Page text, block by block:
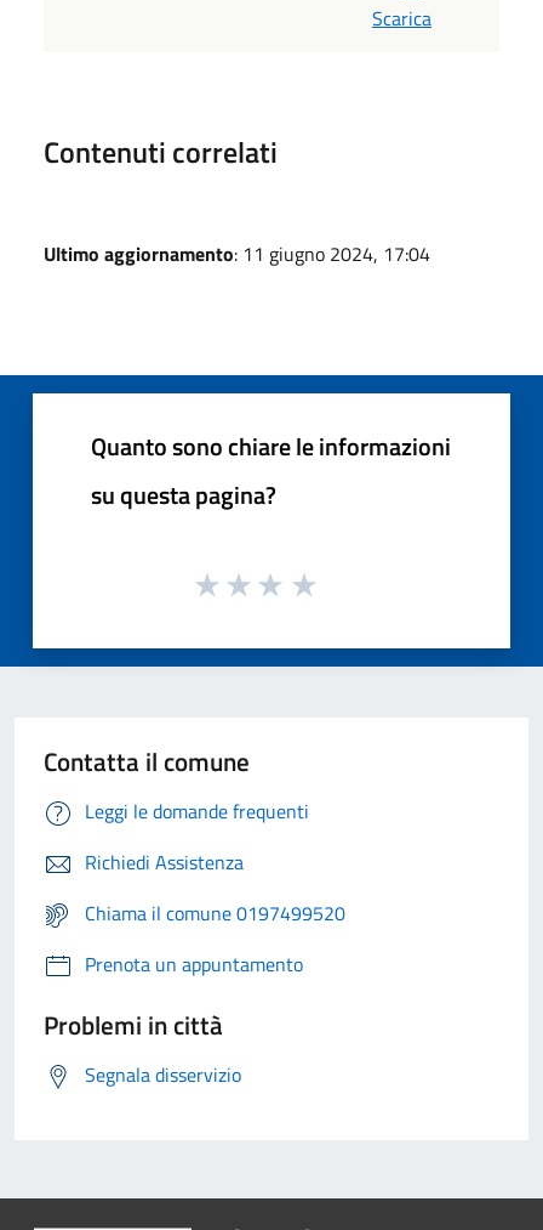
Scarica
Contenuti correlati
Ultimo aggiornamento: 11 giugno 2024, 17:04
Quanto sono chiare le informazioni
su questa pagina?
Contatta il comune
Leggi le domande frequenti
Richiedi Assistenza
Chiama il comune 0197499520
Prenota un appuntamento
Problemi in città
Segnala disservizio